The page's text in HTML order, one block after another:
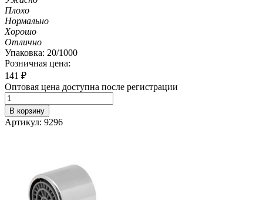
Плохо
Нормально
Хорошо
Отлично
Упаковка: 20/1000
Розничная цена:
141 ₽
Оптовая цена доступна после регистрации
В корзину
Артикул: 9296